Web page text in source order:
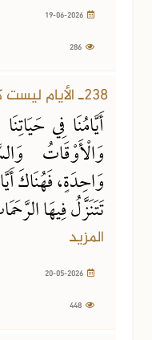
238ـ الأيام ليست كلها سواء
أَيَّامُنَا فِي
وَالْأَوْقَاتُ
وَاحِدَةٍ، فَهُنَاكَ
تَتَنَزَّلُ فِيهَا
المزيد